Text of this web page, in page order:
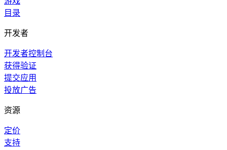
目录
开发者
开发者控制台
获得验证
提交应用
投放广告
资源
定价
支持